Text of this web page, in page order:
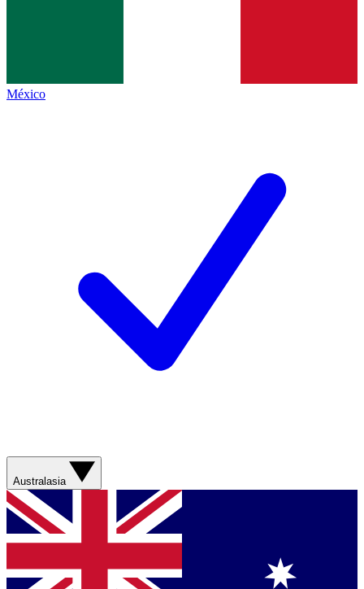
México
Australasia